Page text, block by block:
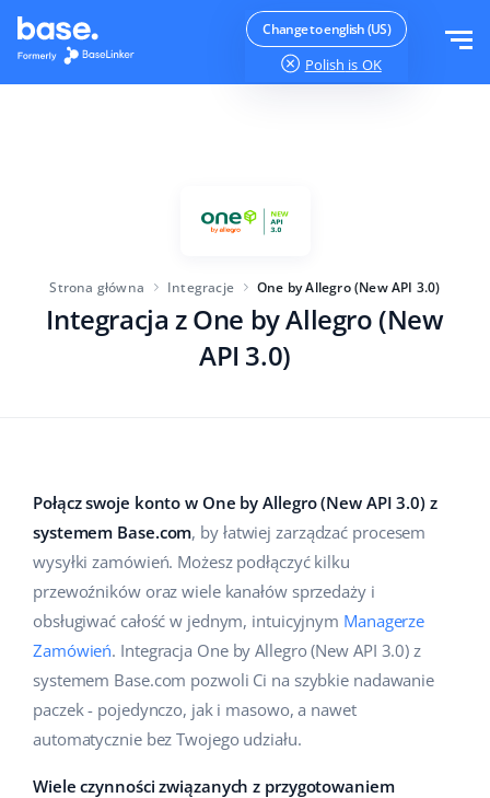
Change to english (US)
Polish is OK
Magazyn
Sprzedaż na marketplace
Automatyzacja procesów
Zarządzanie wysyłką
Automatyzacja cen
AI dla e-commerce
Obsługa klienta
Dla startujących e-commerce
Dla rozwijających się biznesów
Dom i ogród
Dziecko
Elektronika
Motoryzacja
Supermarket
Zdrowie i uroda
Cennik
Pomoc
Akademia
Blog
Usługi
Wdrożenia systemu
english (US)
english (GB)
english (IN)
čeština
deutsch
Zaloguj
Wypróbuj za darmo
Strona główna Integracje One by Allegro (New API 3.0)
Integracja z One by Allegro (New
API 3.0)
Połącz swoje konto w One by Allegro (New API 3.0) z
systemem Base.com, by łatwiej zarządzać procesem
wysyłki zamówień. Możesz podłączyć kilku
przewoźników oraz wiele kanałów sprzedaży i
obsługiwać całość w jednym, intuicyjnym Managerze
Zamówień. Integracja One by Allegro (New API 3.0) z
systemem Base.com pozwoli Ci na szybkie nadawanie
paczek - pojedynczo, jak i masowo, a nawet
automatycznie bez Twojego udziału.
Wiele czynności związanych z przygotowaniem